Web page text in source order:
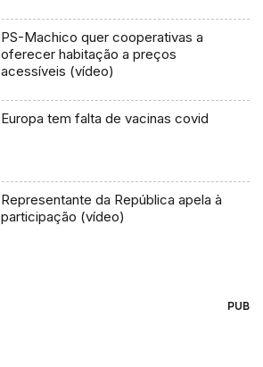
PS-Machico quer cooperativas a
oferecer habitação a preços
acessíveis (vídeo)
Europa tem falta de vacinas covid
Representante da República apela à
participação (vídeo)
PUB